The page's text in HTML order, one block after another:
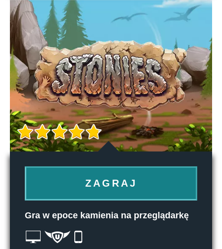
ZAGRAJ
Gra w epoce kamienia na przeglądarkę